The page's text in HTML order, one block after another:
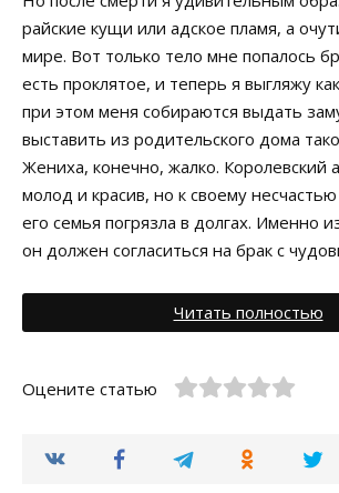
райские кущи или адское пламя, а
мире. Вот только тело мне попалось
есть проклятое, и теперь я выгляжу
при этом меня собираются выдать
выставить из родительского дома
Жениха, конечно, жалко. Королевский
молод и красив, но к своему
его семья погрязла в долгах. Именно
он должен согласиться на брак с
Читать полностью
Оцените статью